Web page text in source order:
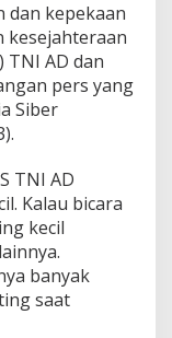
dan kepekaan
kesejahteraan
TNI AD dan
pers yang
Siber
TNI AD
Kalau bicara
kecil
banyak
saat